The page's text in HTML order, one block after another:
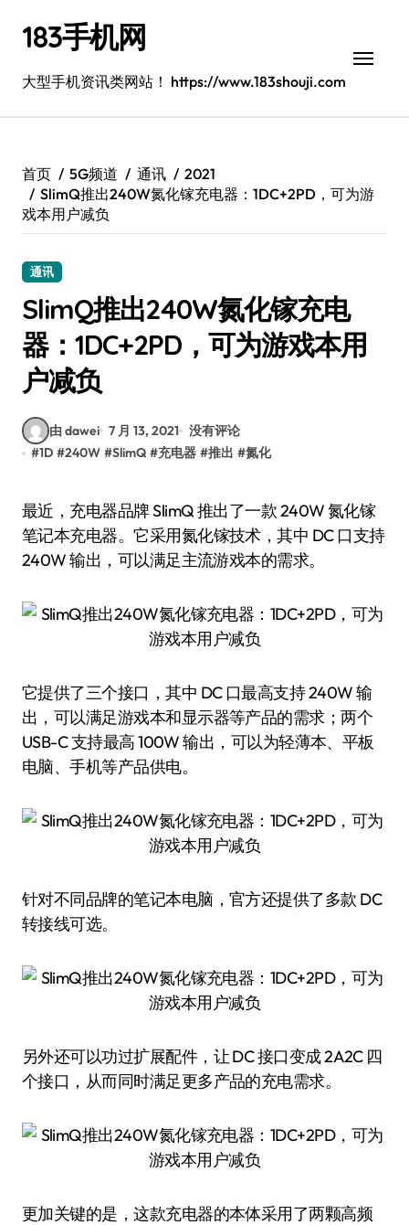
183手机网
大型手机资讯类网站！ https://www.183shouji.com
首页 5G频道 通讯
2021
SlimQ推出240W氮化镓充电器：1DC+2PD，可为游
戏本用户减负
通讯
SlimQ推出240W氮化镓充电
器：1DC+2PD，可为游戏本用
户减负
由 dawei 7 月 13, 2021 没有评论
#1D #240W #SlimQ #充电器 #推出 #氮化
最近，充电器品牌 SlimQ 推出了一款 240W 氮化镓
笔记本充电器。它采用氮化镓技术，其中 DC 口支持
240W 输出，可以满足主流游戏本的需求。
它提供了三个接口，其中 DC 口最高支持 240W 输
出，可以满足游戏本和显示器等产品的需求；两个
USB-C 支持最高 100W 输出，可以为轻薄本、平板
电脑、手机等产品供电。
针对不同品牌的笔记本电脑，官方还提供了多款 DC
转接线可选。
另外还可以功过扩展配件，让 DC 接口变成 2A2C 四
个接口，从而同时满足更多产品的充电需求。
更加关键的是，这款充电器的本体采用了两颗高频